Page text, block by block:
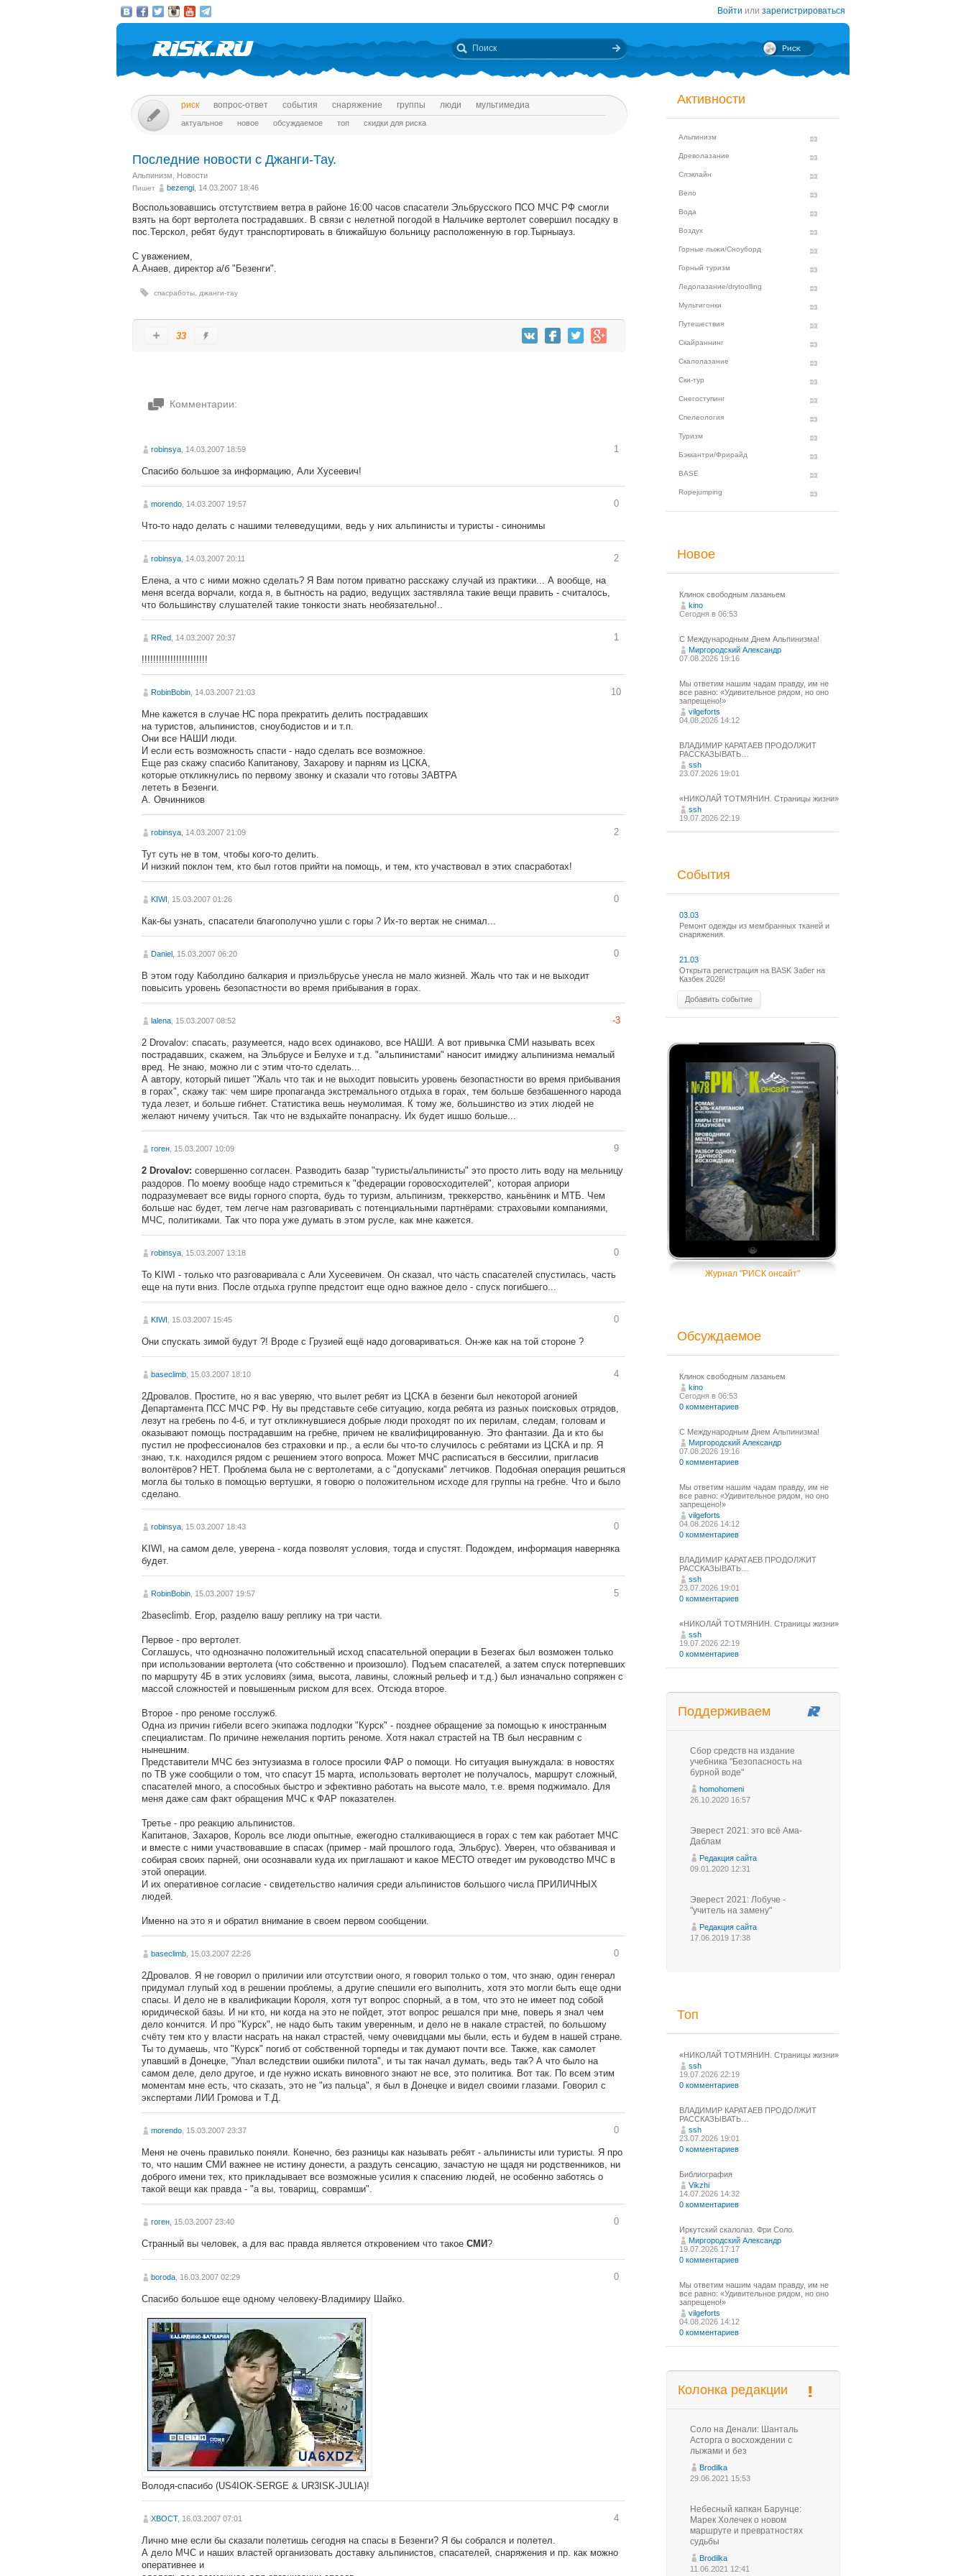
Войти или зарегистрироваться
риск вопрос-ответ события снаряжение группы люди мультимедиа
актуальное новое обсуждаемое топ скидки для риска
Последние новости с Джанги-Тау.
Альпинизм Новости
Пишет bezengi , 14.03.2007 18:46
Воспользовавшись отстутствием ветра в районе 16:00 часов спасатели Эльбрусского ПСО МЧС РФ смогли
взять на борт вертолета пострадавших. В связи с нелетной погодой в Нальчике вертолет совершил посадку в
пос.Терскол, ребят будут транспортировать в ближайшую больницу расположенную в гор.Тырныауз.
С уважением,
А.Анаев, директор а/б "Безенги".
спасработы джанги-тау
33
Комментарии:
robinsya , 14.03.2007 18:59 1
Спасибо большое за информацию, Али Хусеевич!
morendo , 14.03.2007 19:57 0
Что-то надо делать с нашими телеведущими, ведь у них альпинисты и туристы - синонимы
robinsya , 14.03.2007 20:11 2
Елена, а что с ними можно сделать? Я Вам потом приватно расскажу случай из практики... А вообще, на
меня всегда ворчали, когда я, в бытность на радио, ведущих застявляла такие вещи править - считалось,
что большинству слушателей такие тонкости знать необязательно!..
RRed , 14.03.2007 20:37 1
!!!!!!!!!!!!!!!!!!!!!!!
RobinBobin , 14.03.2007 21:03 10
Мне кажется в случае НС пора прекратить делить пострадавших
на туристов, альпинистов, сноубодистов и и т.п.
Они все НАШИ люди.
И если есть возможность спасти - надо сделать все возможное.
Еще раз скажу спасибо Капитанову, Захарову и парням из ЦСКА,
которые откликнулись по первому звонку и сказали что готовы ЗАВТРА
лететь в Безенги.
А. Овчинников
robinsya , 14.03.2007 21:09 2
Тут суть не в том, чтобы кого-то делить.
И низкий поклон тем, кто был готов прийти на помощь, и тем, кто участвовал в этих спасработах!
KIWI , 15.03.2007 01:26 0
Как-бы узнать, спасатели благополучно ушли с горы ? Их-то вертак не снимал...
Daniel , 15.03.2007 06:20 0
В этом году Каболдино балкария и приэльбрусье унесла не мало жизней. Жаль что так и не выходит
повысить уровень безопастности во время прибывания в горах.
lalena , 15.03.2007 08:52 -3
2 Drovalov: спасать, разумеется, надо всех одинаково, все НАШИ. А вот привычка СМИ называть всех
пострадавших, скажем, на Эльбрусе и Белухе и т.д. "альпинистами" наносит имиджу альпинизма немалый
вред. Не знаю, можно ли с этим что-то сделать...
А автору, который пишет "Жаль что так и не выходит повысить уровень безопастности во время прибывания
в горах", скажу так: чем шире пропаганда экстремального отдыха в горах, тем больше безбашенного народа
туда лезет, и больше гибнет. Статистика вешь неумолимая. К тому же, большинство из этих людей не
желают ничему учиться. Так что не вздыхайте понапрасну. Их будет ишшо больше...
гоген , 15.03.2007 10:09 9
2 Drovalov: совершенно согласен. Разводить базар "туристы/альпинисты" это просто лить воду на мельницу
раздоров. По моему вообще надо стремиться к "федерации горовосходителей", которая априори
подразумевает все виды горного спорта, будь то туризм, альпинизм, треккерство, каньёнинк и МТБ. Чем
больше нас будет, тем легче нам разговаривать с потенциальными партнёрами: страховыми компаниями,
МЧС, политиками. Так что пора уже думать в этом русле, как мне кажется.
robinsya , 15.03.2007 13:18 0
To KIWI - только что разговаривала с Али Хусеевичем. Он сказал, что часть спасателей спустилась, часть
еще на пути вниз. После отдыха группе предстоит еще одно важное дело - спуск погибшего...
KIWI , 15.03.2007 15:45 0
Они спускать зимой будут ?! Вроде с Грузией ещё надо договариваться. Он-же как на той стороне ?
baseclimb , 15.03.2007 18:10 4
2Дровалов. Простите, но я вас уверяю, что вылет ребят из ЦСКА в безенги был некоторой агонией
Департамента ПСС МЧС РФ. Ну вы представьте себе ситуацию, когда ребята из разных поисковых отрядов,
лезут на гребень по 4-б, и тут откликнувшиеся добрые люди проходят по их перилам, следам, головам и
оказывают помощь пострадавшим на гребне, причем не квалифицированную. Это фантазии. Да и кто бы
пустил не профессионалов без страховки и пр., а если бы что-то случилось с ребятами из ЦСКА и пр. Я
знаю, т.к. находился рядом с решением этого вопроса. Может МЧС расписаться в бессилии, пригласив
волонтёров? НЕТ. Проблема была не с вертолетами, а с "допусками" летчиков. Подобная операция решиться
могла бы только в помощью вертушки, я говорю о положительном исходе для группы на гребне. Что и было
сделано.
robinsya , 15.03.2007 18:43 0
KIWI, на самом деле, уверена - когда позволят условия, тогда и спустят. Подождем, информация наверняка
будет.
RobinBobin , 15.03.2007 19:57 5
2baseclimb. Егор, разделю вашу реплику на три части.
Первое - про вертолет.
Соглашусь, что однозначно положительный исход спасательной операции в Безегах был возможен только
при использовании вертолета (что собственно и произошло). Подъем спасателей, а затем спуск потерпевших
по маршруту 4Б в этих условиях (зима, высота, лавины, сложный рельеф и т.д.) был изначально сопряжен с
массой сложностей и повышенным риском для всех. Отсюда второе.
Второе - про реноме госслужб.
Одна из причин гибели всего экипажа подлодки "Курск" - позднее обращение за помощью к иностранным
специалистам. По причине нежелания портить реноме. Хотя накал страстей на ТВ был несравним с
нынешним.
Представители МЧС без энтузиазма в голосе просили ФАР о помощи. Но ситуация вынуждала: в новостях
по ТВ уже сообщили о том, что спасут 15 марта, использовать вертолет не получалось, маршрут сложный,
спасателей много, а способных быстро и эфективно работать на высоте мало, т.е. время поджимало. Для
меня даже сам факт обращения МЧС к ФАР показателен.
Третье - про реакцию альпинистов.
Капитанов, Захаров, Король все люди опытные, ежегодно сталкивающиеся в горах с тем как работает МЧС
и вместе с ними участвовавшие в спасах (пример - май прошлого года, Эльбрус). Уверен, что обзванивая и
собирая своих парней, они осознавали куда их приглашают и какое МЕСТО отведет им руководство МЧС в
этой операции.
И их оперативное согласие - свидетельство наличия среди альпинистов большого числа ПРИЛИЧНЫХ
людей.
Именно на это я и обратил внимание в своем первом сообщении.
baseclimb , 15.03.2007 22:26 0
2Дровалов. Я не говорил о приличии или отсутствии оного, я говорил только о том, что знаю, один генерал
придумал глупый ход в решении проблемы, а другие спешили его выполнить, хотя это могли быть еще одни
спасы. И дело не в квалификации Короля, хотя тут вопрос спорный, а в том, что это не имеет под собой
юридической базы. И ни кто, ни когда на это не пойдет, этот вопрос решался при мне, поверь я знал чем
дело кончится. И про "Курск", не надо быть таким уверенным, и дело не в накале страстей, по большому
счёту тем кто у власти насрать на накал страстей, чему очевидцами мы были, есть и будем в нашей стране.
Ты то думаешь, что "Курск" погиб от собственной торпеды и так думают почти все. Также, как самолет
упавший в Донецке, "Упал вследствии ошибки пилота", и ты так начал думать, ведь так? А что было на
самом деле, дело другое, и где нужно искать виновного знают не все, это политика. Вот так. По всем этим
моментам мне есть, что сказать, это не "из пальца", я был в Донецке и видел своими глазами. Говорил с
экспертами ЛИИ Громова и Т.Д.
morendo , 15.03.2007 23:37 0
Меня не очень правилько поняли. Конечно, без разницы как называть ребят - альпинисты или туристы. Я про
то, что нашим СМИ важнее не истину донести, а раздуть сенсацию, зачастую не щадя ни родственников, ни
доброго имени тех, кто прикладывает все возможные усилия к спасению людей, не особенно заботясь о
такой вещи как правда - "а вы, товарищ, соврамши".
гоген , 15.03.2007 23:40 0
Странный вы человек, а для вас правда является откровением что такое СМИ?
boroda , 16.03.2007 02:29 0
Спасибо большое еще одному человеку-Владимиру Шайко.
Володя-спасибо (US4IOK-SERGE & UR3ISK-JULIA)!
XBOCT, 16.03.2007 07:01 4
Лично мне если бы сказали полетишь сегодня на спасы в Безенги? Я бы собрался и полетел.
А дело МЧС и наших властей организовать доставку альпинистов, спасателей, снаряжения и пр. как можно
оперативнее и
Активности
Альпинизм
Древолазание
Слэклайн
Вело
Вода
Воздух
Горные лыжи/Сноуборд
Горный туризм
Ледолазание/drytoolling
Мультигонки
Путешествия
Скайраннинг
Скалолазание
Ски-тур
Снегоступинг
Спелеология
Туризм
Бэккантри/Фрирайд
BASE
Ropejumping
Новое
Клинок свободным лазаньем
kino
Сегодня в 06:53
С Международным Днем Альпинизма!⁠
Миргородский Александр
07.08.2026 19:16
Мы ответим нашим чадам правду, им не
все равно: «Удивительное рядом, но оно
запрещено!»
vilgeforts
04.08.2026 14:12
ВЛАДИМИР КАРАТАЕВ ПРОДОЛЖИТ
РАССКАЗЫВАТЬ…
ssh
23.07.2026 19:01
«НИКОЛАЙ ТОТМЯНИН. Страницы жизни»
ssh
19.07.2026 22:19
События
03.03
Ремонт одежды из мембранных тканей и
снаряжения.
21.03
Открыта регистрация на BASK Забег на
Казбек 2026!
Добавить событие
Журнал "РИСК онсайт"
Обсуждаемое
Клинок свободным лазаньем
kino
Сегодня в 06:53
0 комментариев
С Международным Днем Альпинизма!⁠
Миргородский Александр
07.08.2026 19:16
0 комментариев
Мы ответим нашим чадам правду, им не
все равно: «Удивительное рядом, но оно
запрещено!»
vilgeforts
04.08.2026 14:12
0 комментариев
ВЛАДИМИР КАРАТАЕВ ПРОДОЛЖИТ
РАССКАЗЫВАТЬ…
ssh
23.07.2026 19:01
0 комментариев
«НИКОЛАЙ ТОТМЯНИН. Страницы жизни»
ssh
19.07.2026 22:19
0 комментариев
Поддерживаем
Сбор средств на издание
учебника "Безопасность на
бурной воде"
homohomeni
26.10.2020 16:57
Эверест 2021: это всё Ама-
Даблам
Редакция сайта
09.01.2020 12:31
Эверест 2021: Лобуче -
"учитель на замену"
Редакция сайта
17.06.2019 17:38
Топ
«НИКОЛАЙ ТОТМЯНИН. Страницы жизни»
ssh
19.07.2026 22:19
0 комментариев
ВЛАДИМИР КАРАТАЕВ ПРОДОЛЖИТ
РАССКАЗЫВАТЬ…
ssh
23.07.2026 19:01
0 комментариев
Библиография
Vikzhi
14.07.2026 14:32
0 комментариев
Иркутский скалолаз. Фри Соло.
Миргородский Александр
19.07.2026 17:17
0 комментариев
Мы ответим нашим чадам правду, им не
все равно: «Удивительное рядом, но оно
запрещено!»
vilgeforts
04.08.2026 14:12
0 комментариев
Колонка редакции
Соло на Денали: Шанталь
Асторга о восхождении с
лыжами и без
Brodilka
29.06.2021 15:53
Небесный капкан Барунце:
Марек Холечек о новом
маршруте и превратностях
судьбы
Brodilka
11.06.2021 12:41